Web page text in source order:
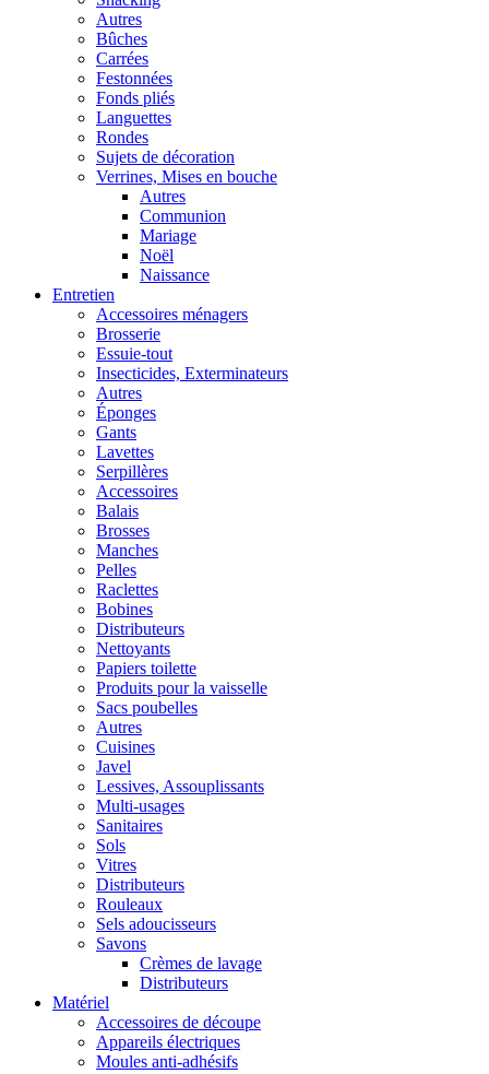
Autres
Bûches
Carrées
Festonnées
Fonds pliés
Languettes
Rondes
Sujets de décoration
Verrines, Mises en bouche
Autres
Communion
Mariage
Noël
Naissance
Entretien
Accessoires ménagers
Brosserie
Essuie-tout
Insecticides, Exterminateurs
Autres
Éponges
Gants
Lavettes
Serpillères
Accessoires
Balais
Brosses
Manches
Pelles
Raclettes
Bobines
Distributeurs
Nettoyants
Papiers toilette
Produits pour la vaisselle
Sacs poubelles
Autres
Cuisines
Javel
Lessives, Assouplissants
Multi-usages
Sanitaires
Sols
Vitres
Distributeurs
Rouleaux
Sels adoucisseurs
Savons
Crèmes de lavage
Distributeurs
Matériel
Accessoires de découpe
Appareils électriques
Moules anti-adhésifs